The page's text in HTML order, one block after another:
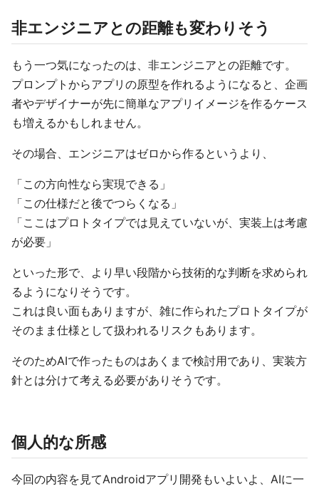
非エンジニアとの距離も変わりそう
もう一つ気になったのは、非エンジニアとの距離です。
プロンプトからアプリの原型を作れるようになると、企画
者やデザイナーが先に簡単なアプリイメージを作るケース
も増えるかもしれません。
その場合、エンジニアはゼロから作るというより、
「この方向性なら実現できる」
「この仕様だと後でつらくなる」
「ここはプロトタイプでは見えていないが、実装上は考慮
が必要」
といった形で、より早い段階から技術的な判断を求められ
るようになりそうです。
これは良い面もありますが、雑に作られたプロトタイプが
そのまま仕様として扱われるリスクもあります。
そのためAIで作ったものはあくまで検討用であり、実装方
針とは分けて考える必要がありそうです。
個人的な所感
今回の内容を見てAndroidアプリ開発もいよいよ、AIに一